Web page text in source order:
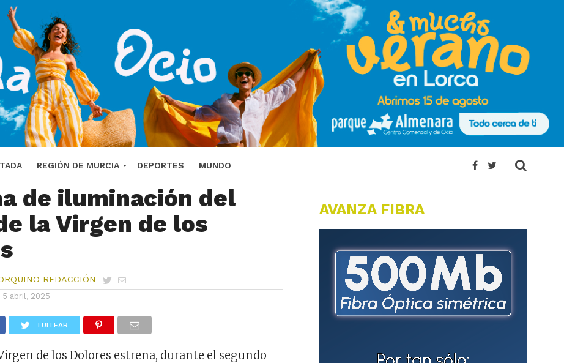
REGIÓN DE MURCIA DEPORTES MUNDO
Azul renueva el
de iluminación del
la Virgen de los
REDACCIÓN
5 abril, 2025
TUITEAR
de los Dolores estrena, durante el segundo
AVANZA FIBRA